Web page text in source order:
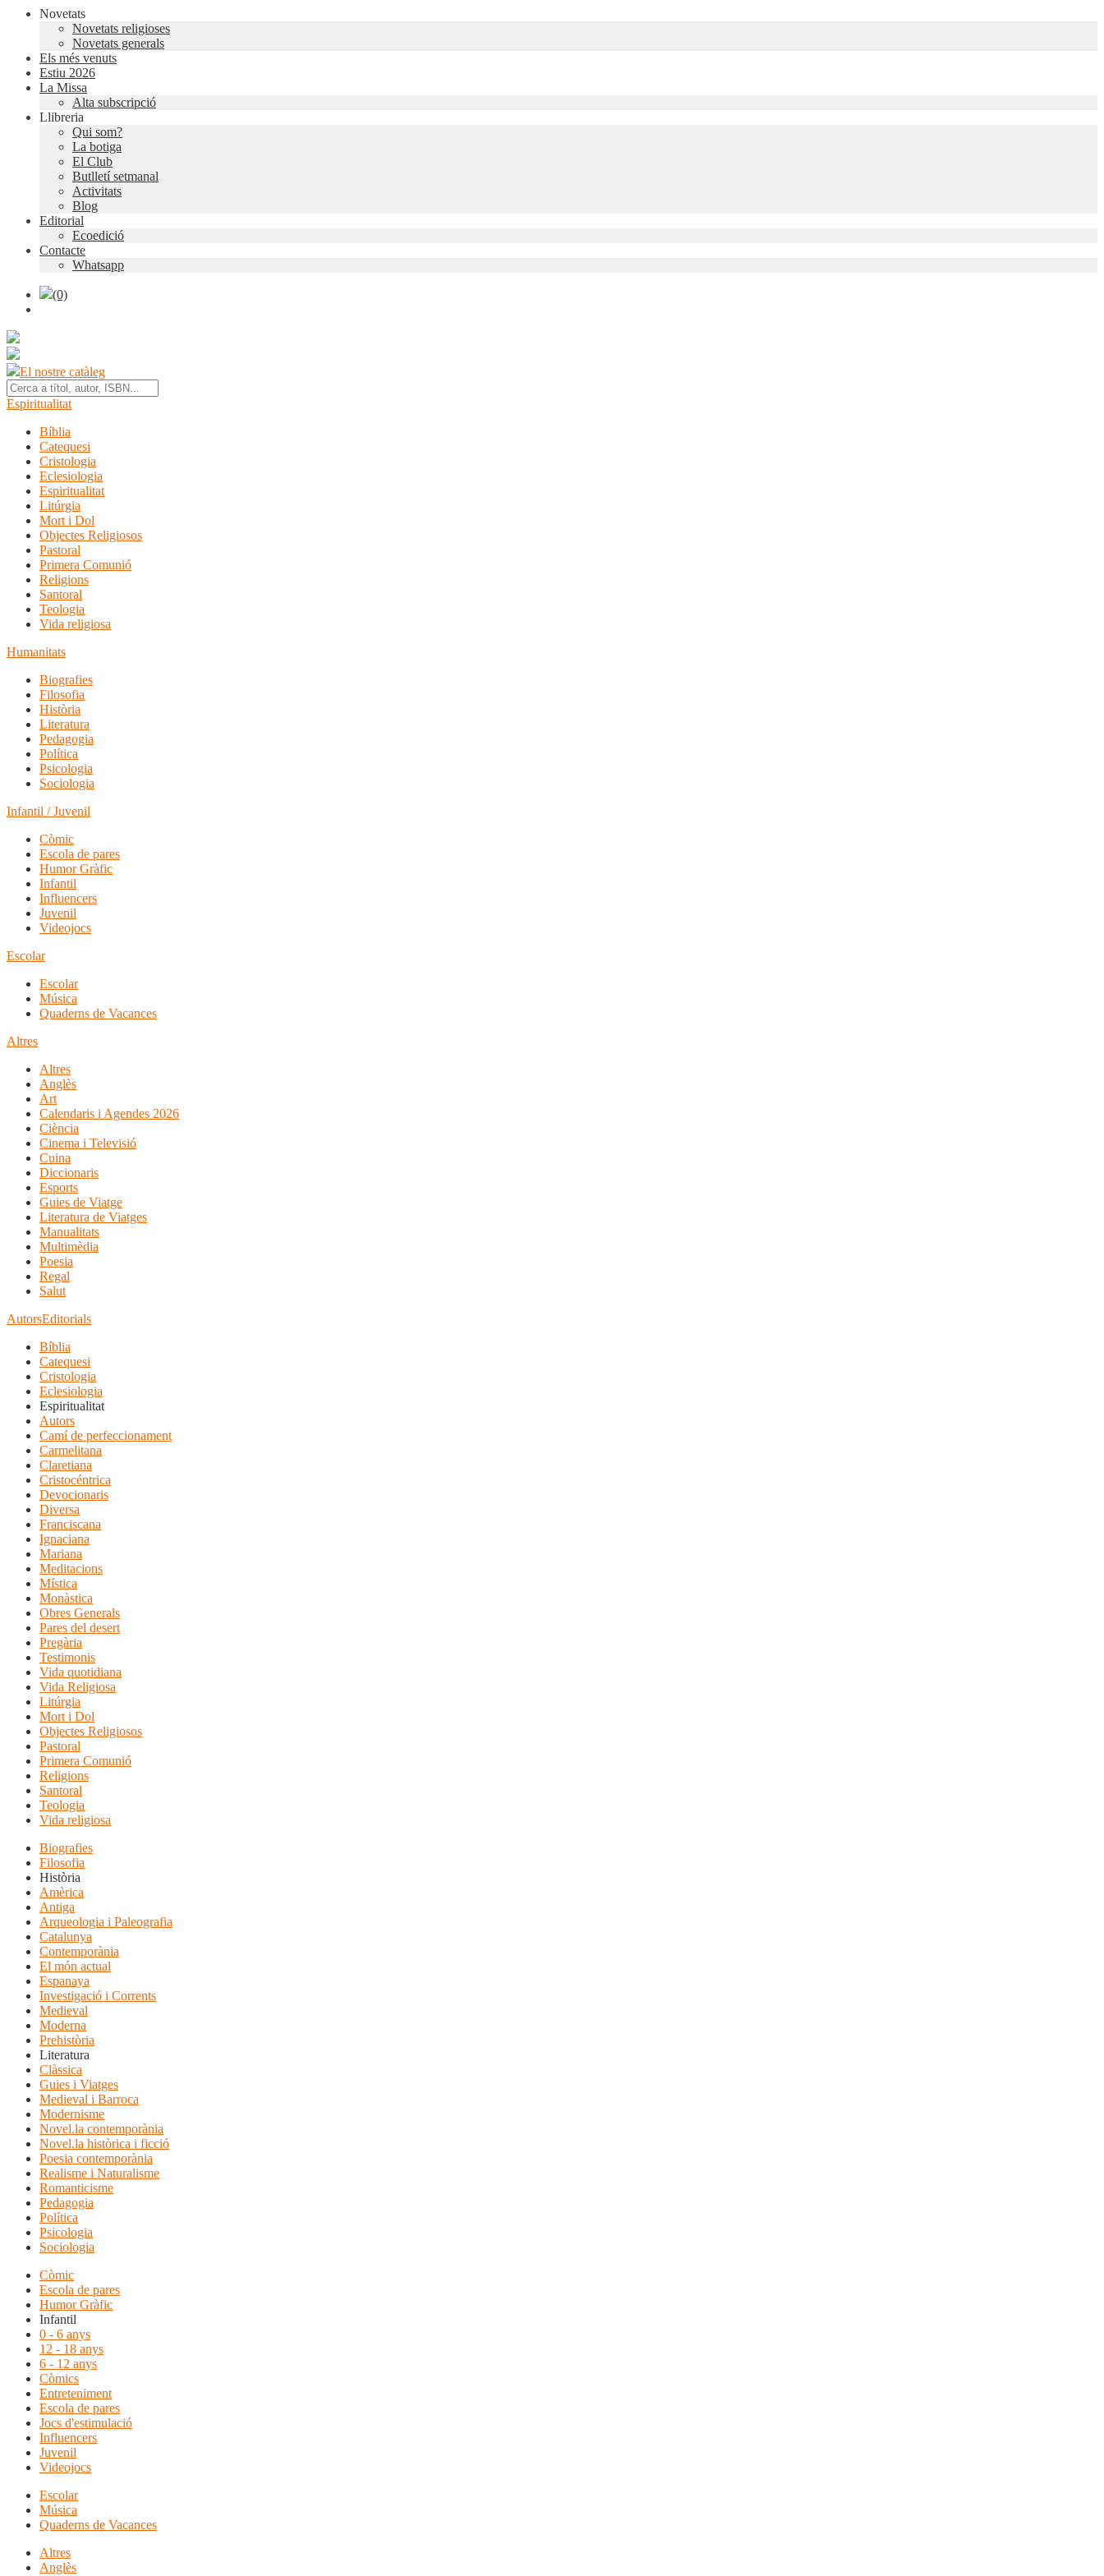
Novetats
Novetats religioses
Novetats generals
Els més venuts
Estiu 2026
La Missa
Alta subscripció
Llibreria
Qui som?
La botiga
El Club
Butlletí setmanal
Activitats
Blog
Editorial
Ecoedició
Contacte
Whatsapp
(0)
El nostre catàleg
Espiritualitat
Bíblia
Catequesi
Cristologia
Eclesiologia
Espiritualitat
Litúrgia
Mort i Dol
Objectes Religiosos
Pastoral
Primera Comunió
Religions
Santoral
Teologia
Vida religiosa
Humanitats
Biografies
Filosofia
Història
Literatura
Pedagogia
Política
Psicologia
Sociologia
Infantil / Juvenil
Còmic
Escola de pares
Humor Gràfic
Infantil
Influencers
Juvenil
Videojocs
Escolar
Escolar
Música
Quaderns de Vacances
Altres
Altres
Anglès
Art
Calendaris i Agendes 2026
Ciència
Cinema i Televisió
Cuina
Diccionaris
Esports
Guies de Viatge
Literatura de Viatges
Manualitats
Multimèdia
Poesia
Regal
Salut
AutorsEditorials
Bíblia
Catequesi
Cristologia
Eclesiologia
Espiritualitat
Autors
Camí de perfeccionament
Carmelitana
Claretiana
Cristocéntrica
Devocionaris
Diversa
Franciscana
Ignaciana
Mariana
Meditacions
Mística
Monàstica
Obres Generals
Pares del desert
Pregària
Testimonis
Vida quotidiana
Vida Religiosa
Litúrgia
Mort i Dol
Objectes Religiosos
Pastoral
Primera Comunió
Religions
Santoral
Teologia
Vida religiosa
Biografies
Filosofia
Història
Amèrica
Antiga
Arqueologia i Paleografia
Catalunya
Contemporània
El món actual
Espanaya
Investigació i Corrents
Medieval
Moderna
Prehistòria
Literatura
Clàssica
Guies i Viatges
Medieval i Barroca
Modernisme
Novel.la contemporània
Novel.la històrica i ficció
Poesia contemporània
Realisme i Naturalisme
Romanticisme
Pedagogia
Política
Psicologia
Sociologia
Còmic
Escola de pares
Humor Gràfic
Infantil
0 - 6 anys
12 - 18 anys
6 - 12 anys
Còmics
Entreteniment
Escola de pares
Jocs d'estimulació
Influencers
Juvenil
Videojocs
Escolar
Música
Quaderns de Vacances
Altres
Anglès